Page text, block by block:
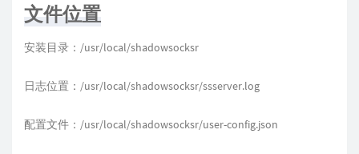
文件位置
安装目录：/usr/local/shadowsocksr
日志位置：/usr/local/shadowsocksr/ssserver.log
配置文件：/usr/local/shadowsocksr/user-config.json